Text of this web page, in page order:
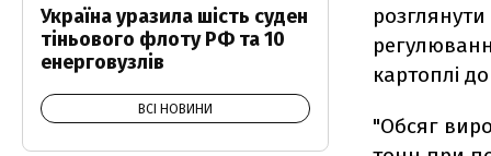
картоплі
"Обсяг
Україна уразила шість суден
тіньового флоту РФ та 10
енерговузлів
ВСІ НОВИНИ